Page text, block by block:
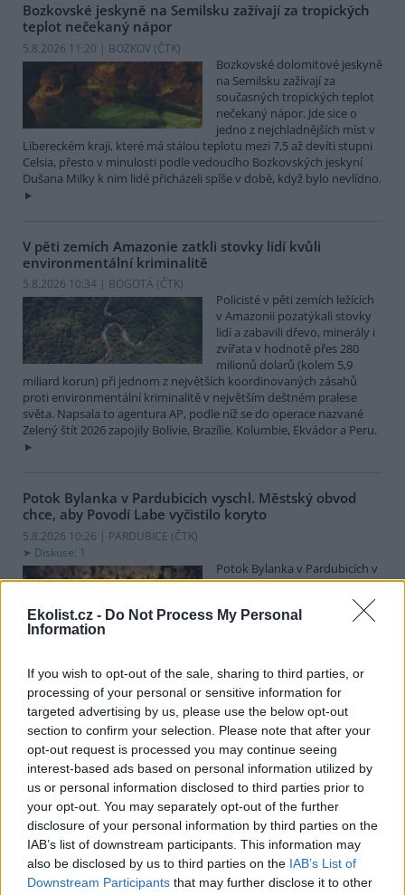
Ekolist.cz - Do Not Process My Personal
Information
If you wish to opt-out of the sale, sharing to third parties, or
processing of your personal or sensitive information for
targeted advertising by us, please use the below opt-out
section to confirm your selection. Please note that after your
opt-out request is processed you may continue seeing
interest-based ads based on personal information utilized by
us or personal information disclosed to third parties prior to
your opt-out. You may separately opt-out of the further
disclosure of your personal information by third parties on the
IAB’s list of downstream participants. This information may
also be disclosed by us to third parties on the IAB’s List of
Downstream Participants that may further disclose it to other
Bozkovské jeskyně na Semilsku zažívají za tropických
teplot nečekaný nápor
5.8.2026 11:20 | BOZKOV (ČTK)
Bozkovské dolomitové jeskyně
na Semilsku zažívají za
současných tropických teplot
nečekaný nápor. Jde sice o
jedno z nejchladnějších míst v
Libereckém kraji, které má stálou teplotu mezi 7,5 až devíti stupni
Celsia, přesto v minulosti podle vedoucího Bozkovských jeskyní
Dušana Milky k nim lidé přicházeli spíše v době, když bylo nevlídno.
V pěti zemích Amazonie zatkli stovky lidí kvůli
environmentální kriminalitě
5.8.2026 10:34 | BOGOTÁ (ČTK)
Policisté v pěti zemích ležících
v Amazonii pozatýkali stovky
lidí a zabavili dřevo, minerály i
zvířata v hodnotě přes 280
milionů dolarů (kolem 5,9
miliard korun) při jednom z největších koordinovaných zásahů
proti environmentální kriminalitě v největším deštném pralese
světa. Napsala to agentura AP, podle níž se do operace nazvané
Zelený štít 2026 zapojily Bolívie, Brazílie, Kolumbie, Ekvádor a Peru.
Potok Bylanka v Pardubicích vyschl. Městský obvod
chce, aby Povodí Labe vyčistilo koryto
5.8.2026 10:26 | PARDUBICE (ČTK)
Diskuse: 1
Potok Bylanka v Pardubicích v
důsledku dlouhodobě nízkých
průtoků a suchého počasí
vyschl. Městský obvod VI chce
Povodí Labe. Organizace ale požadavek odmítla s tím, že údržbu
dělala už v červnu a další zásah v tuto chvíli neplánuje, zjistila ČTK.
Červený chce peníze ušetřené za rekultivaci rozdělit
obcím podle původní dohody
5.8.2026 01:29 (ČTK)
Diskuse: 2
Ministr životního prostředí
Igor Červený (Motoristé) chce
peníze, které Severní
energetická ušetřila na
rekultivacích hnědouhelného